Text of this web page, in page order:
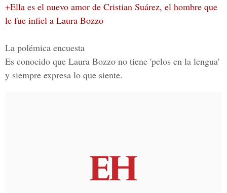
+Ella es el nuevo amor de Cristian Suárez, el hombre que
le fue infiel a Laura Bozzo
La polémica encuesta
Es conocido que Laura Bozzo no tiene 'pelos en la lengua'
y siempre expresa lo que siente.